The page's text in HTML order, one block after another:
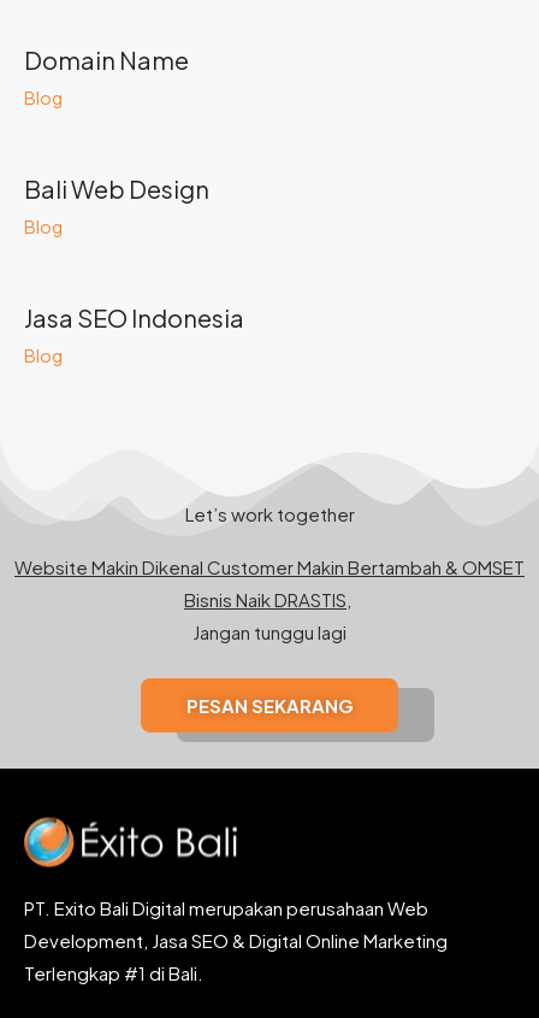
Domain Name
Blog
Bali Web Design
Blog
Jasa SEO Indonesia
Blog
Let’s work together
Website Makin Dikenal Customer Makin Bertambah & OMSET
Bisnis Naik DRASTIS,
Jangan tunggu lagi
PESAN SEKARANG
PT. Exito Bali Digital merupakan perusahaan Web
Development, Jasa SEO & Digital Online Marketing
Terlengkap #1 di Bali.